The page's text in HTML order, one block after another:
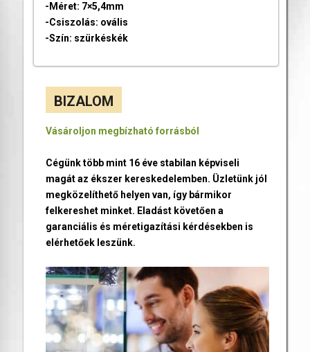
-Méret: 7×5,4mm
-Csiszolás: ovális
-Szín: szürkéskék
BIZALOM
Vásároljon megbízható forrásból
Cégünk több mint 16 éve stabilan képviseli
magát az ékszer kereskedelemben. Üzletünk jól
megközelíthető helyen van, így bármikor
felkereshet minket. Eladást követően a
garanciális és méretigazítási kérdésekben is
elérhetőek leszünk.